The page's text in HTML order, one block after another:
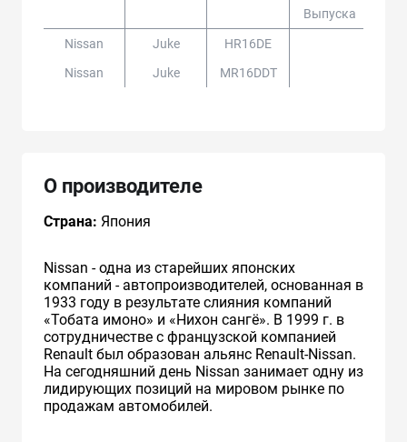
Выпуска
Nissan Juke
HR16DE
Nissan
Juke MR16DDT
О производителе
Страна: Япония
Nissan - одна из старейших японских
компаний - автопроизводителей, основанная в
1933 году в результате слияния компаний
«Тобата имоно» и «Нихон сангё». В 1999 г. в
сотрудничестве с французcкой компанией
Renault был образован альянс Renault-Nissan.
На сегодняшний день Nissan занимает одну из
лидирующих позиций на мировом рынке по
продажам автомобилей.